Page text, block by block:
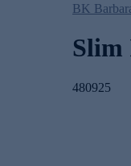
BK
Slim
480925